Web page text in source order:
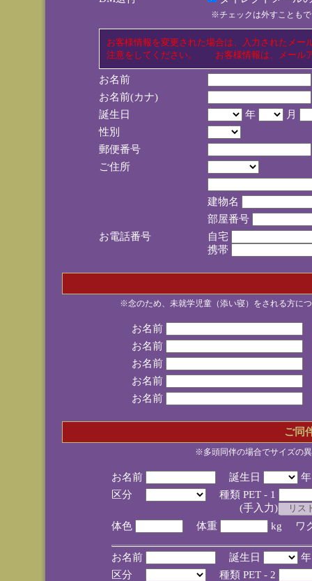
※チェックは外すことも
お客様情報を変更された場合は、入力されたメ
注意をしてください。 お客様情報は、メール
お名前
お名前(カナ)
誕生日
年
月
性別
郵便番号
ご住所
建物名
部屋番号
お電話番号
自宅
携帯
※念のため、未就学児童（添い寝）をされる方に
お名前
お名前
お名前
お名前
お名前
ご同
※多頭同伴の場合でサイズの
お名前 誕生日
区分
種類 PET - 1
(手入力)
体色
体重 kg ワ
お名前 誕生日
区分
種類 PET - 2